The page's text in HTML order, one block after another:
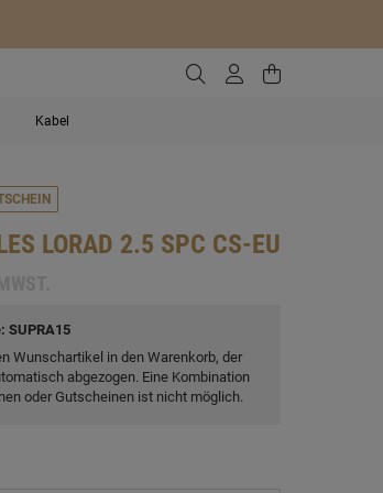
Zur Suche gehen
ZumZum
Kabel
LORAD 2.5 SPC CS-EU
SUPRA15
Wunschartikel in den Warenkorb, der
abgezogen. Eine Kombination
oder Gutscheinen ist nicht möglich.